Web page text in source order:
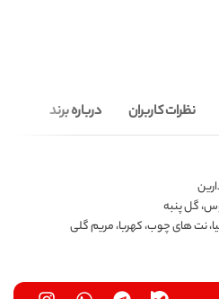
نظرات کاربران درباره برند
گل پنبه
نت های چوب، کهربا، مریم گلی